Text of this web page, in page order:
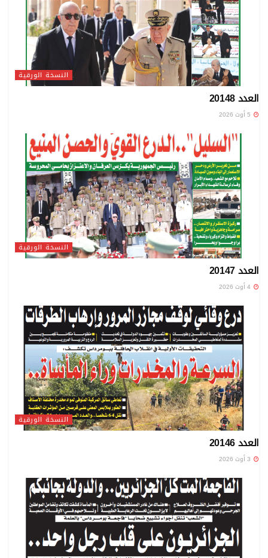
النسخة الورقية
العدد 20148
النسخة الورقية
العدد 20147
النسخة الورقية
العدد 20146